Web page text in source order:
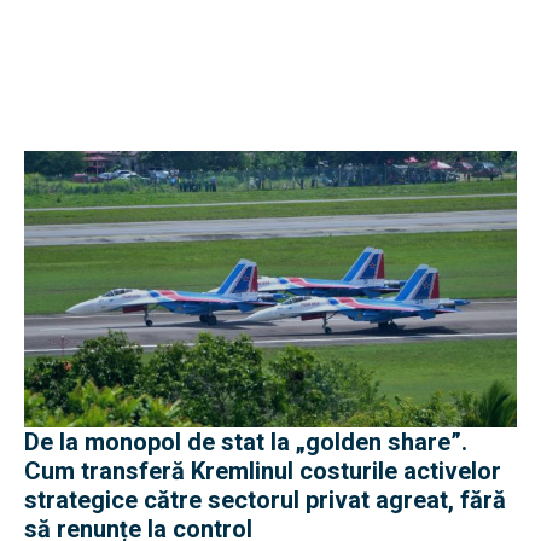
De la monopol de stat la „golden share”.
Cum transferă Kremlinul costurile activelor
strategice către sectorul privat agreat, fără
să renunțe la control